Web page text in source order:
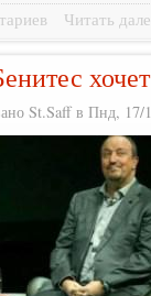
Читать
St.Saff в Пнд, 17/